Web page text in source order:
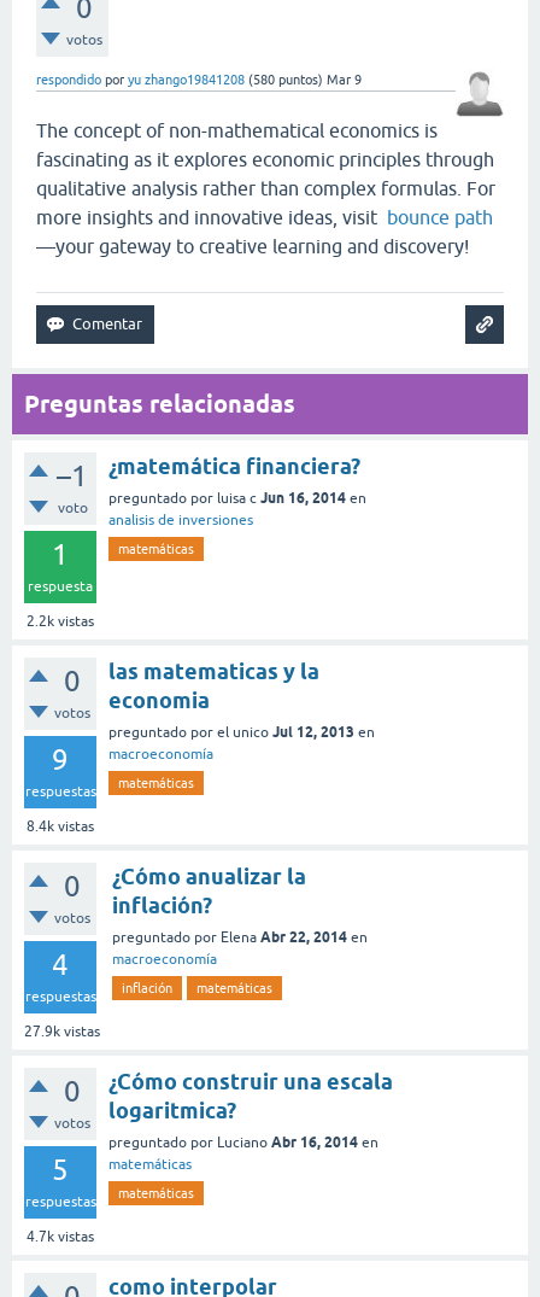
0
votos
respondido por yu zhango19841208 (580 puntos) Mar 9
The concept of non-mathematical economics is
fascinating as it explores economic principles through
qualitative analysis rather than complex formulas. For
more insights and innovative ideas, visit bounce path
—your gateway to creative learning and discovery!
Preguntas relacionadas
–1
voto
1
respuesta
2.2k vistas
¿matemática financiera?
preguntado por luisa c Jun 16, 2014 en
analisis de inversiones
matemáticas
0
votos
9
respuestas
8.4k vistas
las matematicas y la
economia
preguntado por el unico Jul 12, 2013 en
macroeconomía
matemáticas
0
votos
4
respuestas
27.9k vistas
¿Cómo anualizar la
inflación?
preguntado por Elena Abr 22, 2014 en
macroeconomía
inflación matemáticas
0
votos
5
respuestas
4.7k vistas
¿Cómo construir una escala
logaritmica?
preguntado por Luciano Abr 16, 2014 en
matemáticas
matemáticas
como interpolar